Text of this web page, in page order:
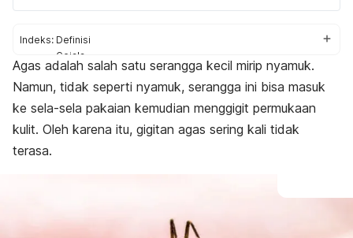
Indeks: Definisi
Gejala
Pertolongan pertama
Kapan ke dokter?
Tips terhindar
Agas adalah salah satu serangga kecil mirip nyamuk.
Namun, tidak seperti nyamuk, serangga ini bisa masuk
ke sela-sela pakaian kemudian menggigit permukaan
kulit. Oleh karena itu, gigitan agas sering kali tidak
terasa.